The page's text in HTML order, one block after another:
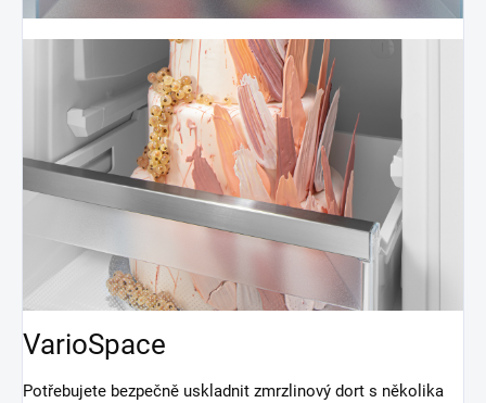
VarioSpace
Potřebujete bezpečně uskladnit zmrzlinový dort s několika